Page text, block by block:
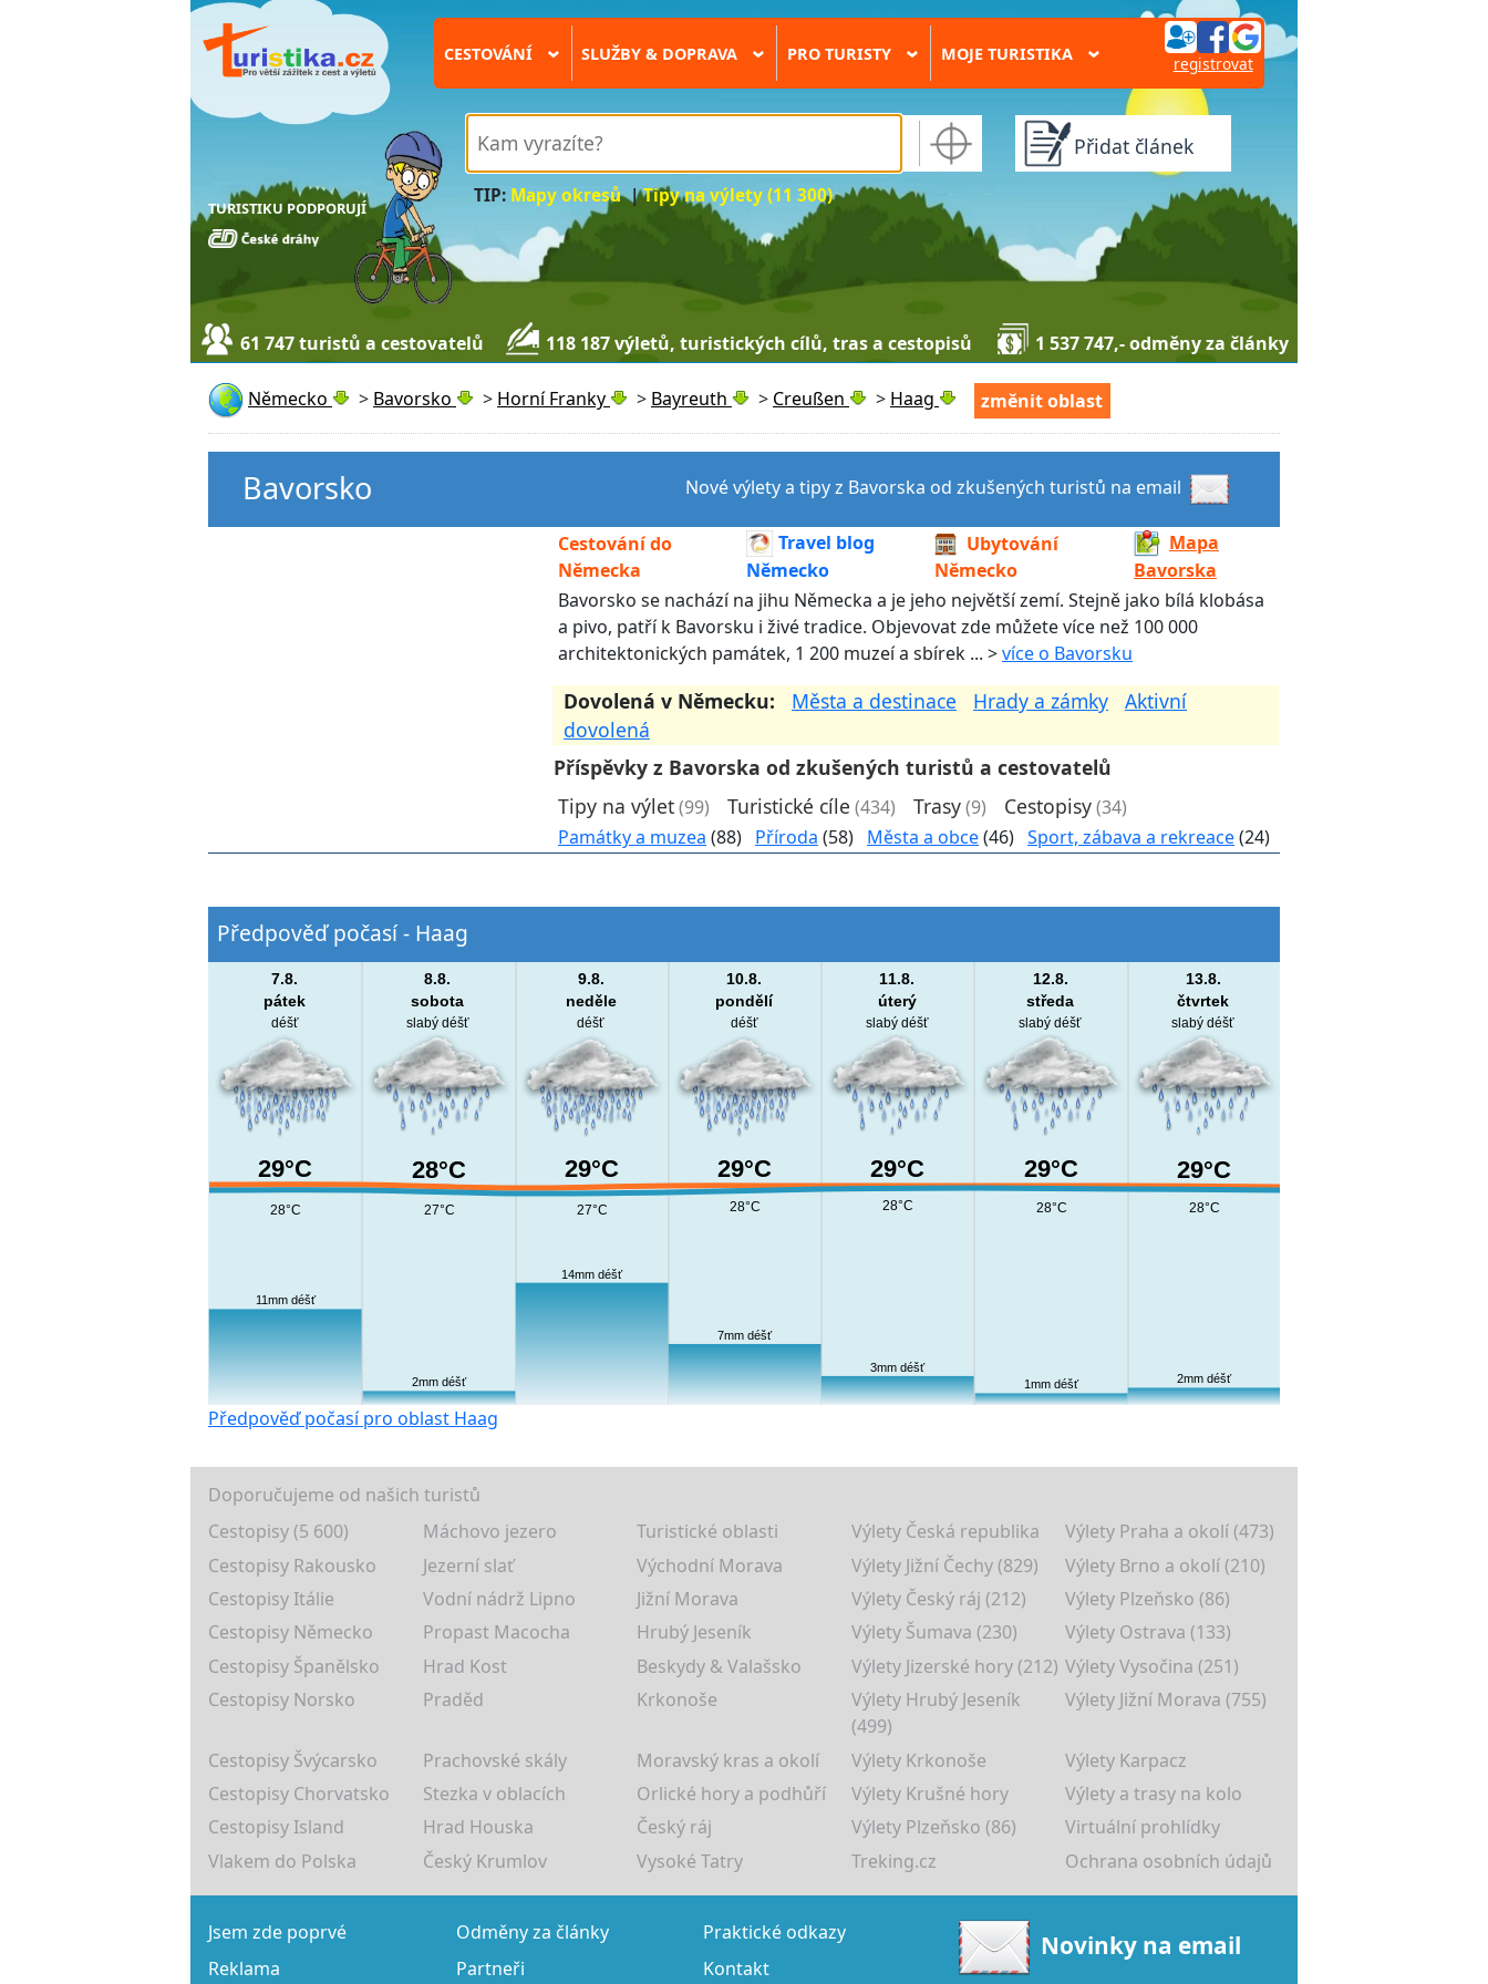
TURISTIKU PODPORUJÍ
CESTOVÁNÍ › SLUŽBY & DOPRAVA › PRO TURISTY › MOJE TURISTIKA › registrovat
TIP: Mapy okresů|Tipy na výlety (11 300)
Přidat článek
61 747 turistů a cestovatelů 118 187 výletů, turistických cílů, tras a cestopisů 1 537 747,- odměny za články
Německo > Bavorsko > Horní Franky > Bayreuth > Creußen > Haag změnit oblast
Bavorsko Nové výlety a tipy z Bavorska od zkušených turistů na email
Cestování do
Německa
Travel blog
Německo
Ubytování
Německo
Mapa
Bavorska
Bavorsko se nachází na jihu Německa a je jeho největší zemí. Stejně jako bílá klobása
a pivo, patří k Bavorsku i živé tradice. Objevovat zde můžete více než 100 000
architektonických památek, 1 200 muzeí a sbírek ... >více o Bavorsku
Dovolená v Německu: Města a destinace Hrady a zámky
Aktivní
dovolená
Příspěvky z Bavorska od zkušených turistů a cestovatelů
Tipy na výlet(99) Turistické cíle (434) Trasy(9) Cestopisy(34)
Památky a muzea (88) Příroda (58) Města a obce(46) Sport, zábava a rekreace(24)
Předpověď počasí - Haag
29°C
28°C
11mm déšť
7.8.
pátek
déšť
28°C
27°C
2mm déšť
8.8.
sobota
slabý déšť
29°C
27°C
14mm déšť
9.8.
neděle
déšť
29°C
28°C
7mm déšť
10.8.
pondělí
déšť
29°C
28°C
3mm déšť
11.8.
úterý
slabý déšť
29°C
28°C
1mm déšť
12.8.
středa
slabý déšť
29°C
28°C
2mm déšť
13.8.
čtvrtek
slabý déšť
Předpověď počasí pro oblast Haag
Doporučujeme od našich turistů
Cestopisy (5 600)
Máchovo jezero Turistické oblasti Výlety Česká republika
Výlety Praha a okolí (473)
Cestopisy Rakousko
Jezerní slať Východní Morava Výlety Jižní Čechy (829)
Výlety Brno a okolí (210)
Cestopisy Itálie
Vodní nádrž Lipno Jižní Morava Výlety Český ráj (212)
Výlety Plzeňsko (86)
Cestopisy Německo
Propast Macocha Hrubý Jeseník Výlety Šumava (230)
Výlety Ostrava (133)
Cestopisy Španělsko
Hrad Kost Beskydy & Valašsko Výlety Jizerské hory (212) Výlety Vysočina (251)
Cestopisy Norsko
Praděd Krkonoše
Výlety Hrubý Jeseník
(499)
Výlety Jižní Morava (755)
Cestopisy Švýcarsko Prachovské skály Moravský kras a okolí Výlety Krkonoše
Výlety Karpacz
Cestopisy Chorvatsko
Stezka v oblacích Orlické hory a podhůří Výlety Krušné hory
Výlety a trasy na kolo
Cestopisy Island
Hrad Houska Český ráj Výlety Plzeňsko (86)
Virtuální prohlídky
Vlakem do Polska
Český Krumlov Vysoké Tatry Treking.cz Ochrana osobních údajů
Jsem zde poprvé Odměny za články
Praktické odkazy
Reklama
Partneři Kontakt
Novinky na email